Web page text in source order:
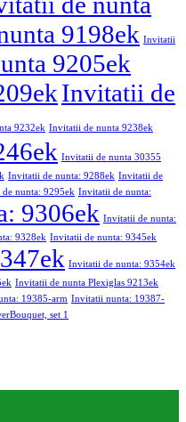
9198ek Invitatii
9205ek
Invitatii de
9232ek Invitatii de nunta 9238ek
Invitatii de nunta 30355
Invitatii de nunta: 9288ek Invitatii de
nunta: 9295ek Invitatii de nunta:
9306ek Invitatii de nunta:
9328ek Invitatii de nunta: 9345ek
Invitatii de nunta: 9354ek
Invitatii de nunta Plexiglas 9213ek
19385-arm Invitatii nunta: 19387-
set 1